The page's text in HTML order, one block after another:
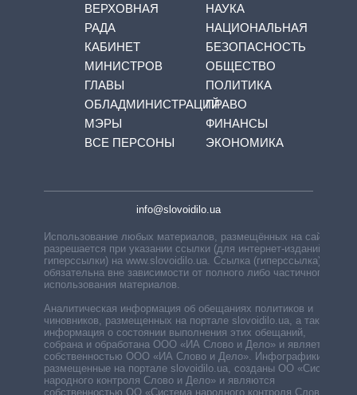
ВЕРХОВНАЯ
РАДА
КАБИНЕТ
МИНИСТРОВ
ГЛАВЫ
ОБЛАДМИНИСТРАЦИЙ
МЭРЫ
ВСЕ ПЕРСОНЫ
НАУКА
НАЦИОНАЛЬНАЯ
БЕЗОПАСНОСТЬ
ОБЩЕСТВО
ПОЛИТИКА
ПРАВО
ФИНАНСЫ
ЭКОНОМИКА
info@slovoidilo.ua
Использование любых материалов, размещённых на сайте,
разрешается при указании ссылки (для интернет-изданий —
гиперссылки) на www.slovoidilo.ua. Ссылка (гиперссылка)
обязательна вне зависимости от полного либо частичного
использования материалов.
Аналитическая информация об обещаниях политиков и
чиновников, размещенных на портале slovoidilo.ua, а также
информация о состоянии выполнения этих обещаний,
собрана и обработана ООО «ИА Слово и Дело» и является
собственностью ООО «ИА Слово и Дело». Инфографики,
размещенные на портале slovoidilo.ua, созданы ОО «Система
народного контроля Слово и Дело» и являются
собственностью ОО «Система народного контроля Слово и